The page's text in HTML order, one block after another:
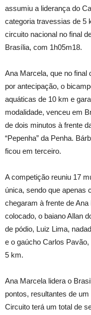
assumiu a liderança do
categoria travessias de 5
circuito nacional no final
Brasília, com 1h05m18.
Ana Marcela, que no final
por antecipação, o
aquáticas de 10 km e
modalidade, venceu em
de dois minutos à frente
“Pepenha” da Penha.
ficou em terceiro.
A competição reuniu 17
única, sendo que apenas
chegaram à frente de
colocado, o baiano Allan
de pódio, Luiz Lima,
e o gaúcho Carlos
5 km.
Ana Marcela lidera o
pontos, resultantes de
Circuito terá um total de